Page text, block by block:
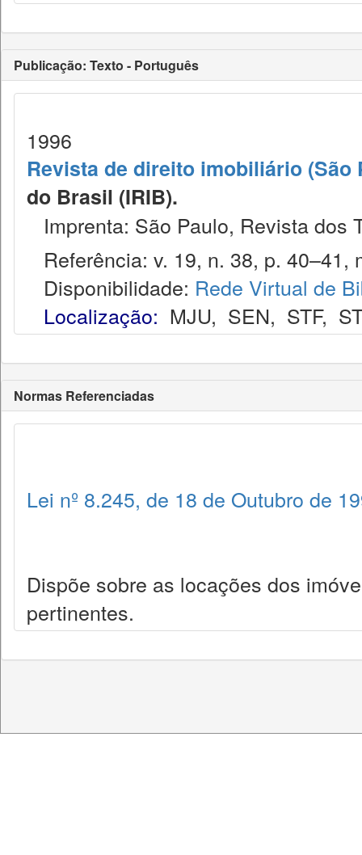
Publicação: Texto - Português
1996
Revista de direito imobiliário (São
do Brasil (IRIB).
Imprenta: São Paulo, Revista dos
Referência: v. 19, n. 38, p. 40–41,
Disponibilidade: Rede Virtual de
Localização: MJU, SEN, STF,
Normas Referenciadas
Lei nº 8.245, de 18 de Outubro de
Dispõe sobre as locações dos
pertinentes.